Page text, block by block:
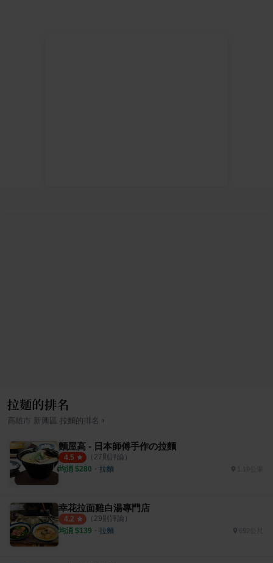
拉麵的排名
高雄市 新興區 拉麵的排名 ›
麵屋高 - 日本師傅手作の拉麵
4.5 （ 27則評論）
均消 $280 ・ 拉麵
幸花拉面雞白湯專門店
4.2 （ 29則評論）
均消 $139 ・ 拉麵